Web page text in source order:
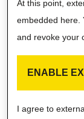
At this point,
embedded here.
and revoke your
ENABLE
I agree to